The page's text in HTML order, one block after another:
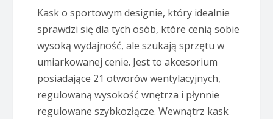
Kask o sportowym designie, który idealnie
sprawdzi się dla tych osób, które cenią sobie
wysoką wydajność, ale szukają sprzętu w
umiarkowanej cenie. Jest to akcesorium
posiadające 21 otworów wentylacyjnych,
regulowaną wysokość wnętrza i płynnie
regulowane szybkozłącze. Wewnątrz kask